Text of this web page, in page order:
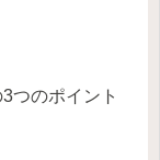
つのポイント